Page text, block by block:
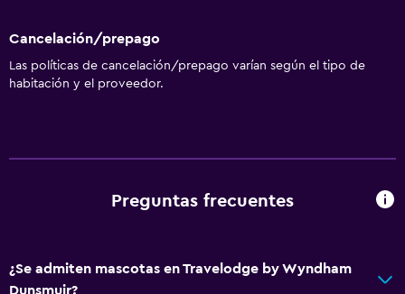
Cancelación/prepago
Las políticas de cancelación/prepago varían según el tipo de
habitación y el proveedor.
Preguntas frecuentes
¿Se admiten mascotas en Travelodge by Wyndham
Dunsmuir?